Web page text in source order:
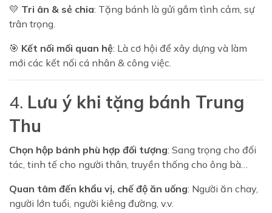
💛 Tri ân & sẻ chia: Tặng bánh là gửi gắm tình cảm, sự
trân trọng.
🎯 Kết nối mối quan hệ: Là cơ hội để xây dựng và làm
mới các kết nối cá nhân & công việc.
4. Lưu ý khi tặng bánh Trung
Thu
Chọn hộp bánh phù hợp đối tượng: Sang trọng cho đối
tác, tinh tế cho người thân, truyền thống cho ông bà…
Quan tâm đến khẩu vị, chế độ ăn uống: Người ăn chay,
người lớn tuổi, người kiêng đường, v.v.